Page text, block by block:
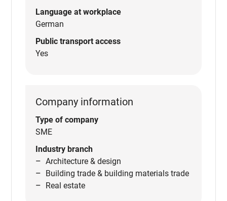
Language at workplace
German
Public transport access
Yes
Company information
Type of company
SME
Industry branch
Architecture & design
Building trade & building materials trade
Real estate